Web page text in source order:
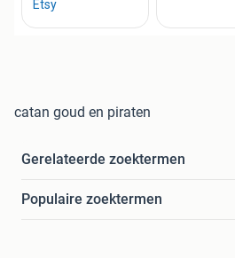
catan goud en piraten
Gerelateerde zoektermen
Populaire zoektermen